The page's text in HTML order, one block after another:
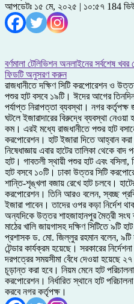
আপডেটঃ ১৫ মে, ২০২৫ | ১০:৫৭ 184
বর্ণমালা টেলিভিশন অনলাইনের সর্বশেষ
ফিডটি অনুসরণ করুন
রাজধানীতে দক্ষিণ সিটি করপোরেশন ও
পশুর হাট বসবে ১৯টি। ঈদের আগের
পর্যাপ্ত নিরাপত্তা ব্যবস্থা। নগর কর্তৃপক্ষ
ঘটলে ইজারাদারের বিরুদ্ধে ব্যবস্থা
কম। এরই মধ্যে রাজধানীতে পশুর হাট
করপোরেশন। হাট ইজারা দিতে আহ্বান
নিষেধাজ্ঞায় এবার হাটের তালিকা থেকে
হাট। গাবতলী স্থায়ী পশুর হাট এবং
হাট বসবে ১০টি। ঢাকা উত্তর সিটি
শান্তি-শৃঙ্খলা বজায় রেখে হাট চলবে।
করপোরেশন। তিনি আরও বলেন, স্বচ্ছ
ইজারা পাবেন। তাদের ওপর কড়া নির্দেশ
অন্যদিকে উত্তর শাহজাহানপুর মৈত্রী সংঘ
মাঠের খালি জায়গাসহ দক্ষিণ সিটিতে ৯টি
প্রশাসক ড. মো. জিল্লুর রহমান বলেন, ৯টি
টেন্ডার কার্যক্রম হয়েছে। সরকারের
দরপত্রের সময়সীমা বেঁধে দেওয়া হয়েছে
চূড়ান্ত করা হবে। নিয়ম মেনে হাট
করপোরেশন। নির্ধারিত স্থানে হাট
করবে নগর কর্তৃপক্ষ।